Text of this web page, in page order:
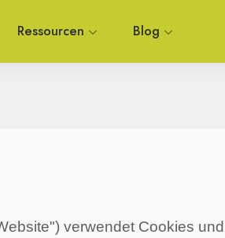
Ressourcen Blog
verwendet Cookies